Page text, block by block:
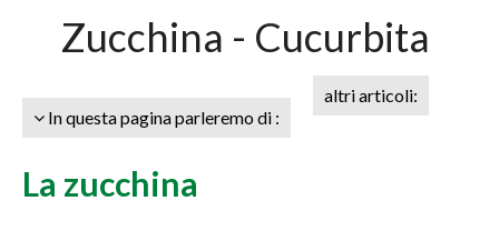
Zucchina - Cucurbita
In questa pagina parleremo di :
altri articoli:
La zucchina